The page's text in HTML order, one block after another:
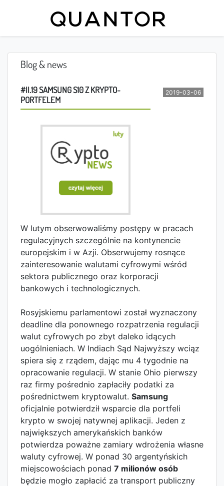
Blog & news
2019-03-06
#II.19 SAMSUNG S10 Z KRYPTO-
PORTFELEM
W lutym obserwowaliśmy postępy w pracach
regulacyjnych szczególnie na kontynencie
europejskim i w Azji. Obserwujemy rosnące
zainteresowanie walutami cyfrowymi wśród
sektora publicznego oraz korporacji
bankowych i technologicznych.
Rosyjskiemu parlamentowi został wyznaczony
deadline dla ponownego rozpatrzenia regulacji
walut cyfrowych po zbyt daleko idących
uogólnieniach. W Indiach Sąd Najwyższy wciąz
spiera się z rządem, dając mu 4 tygodnie na
opracowanie regulacji. W stanie Ohio pierwszy
raz firmy pośrednio zapłaciły podatki za
pośrednictwem kryptowalut. Samsung
oficjalnie potwierdził wsparcie dla portfeli
krypto w swojej natywnej aplikacji. Jeden z
największych amerykańskich banków
potwierdza poważne zamiary wdrożenia własne
waluty cyfrowej. W ponad 30 argentyńskich
miejscowościach ponad 7 milionów osób
będzie mogło zapłacić za transport publiczny